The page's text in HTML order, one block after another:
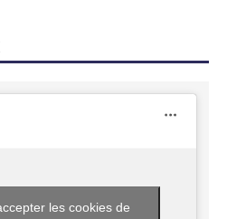
les cookies de